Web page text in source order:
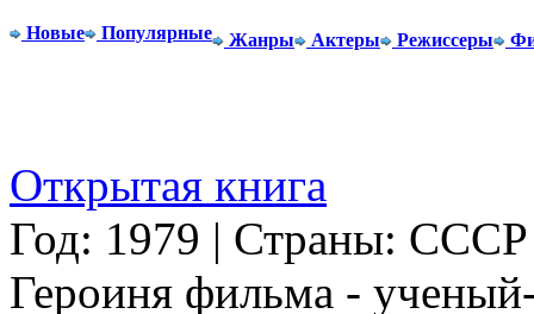
Новые Популярные Жанры Актеры Режиссеры
Открытая книга
Год: 1979 | Страны: СССР
Героиня фильма -